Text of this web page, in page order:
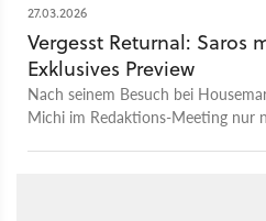
27.03.2026
Vergesst Returnal: Saros
Exklusives Preview
Nach seinem Besuch bei
Michi im Redaktions-Meeting nur